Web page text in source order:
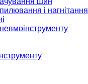
і нагнітання